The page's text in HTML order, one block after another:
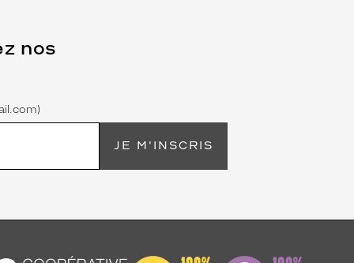
nos
JE M'INSCRIS